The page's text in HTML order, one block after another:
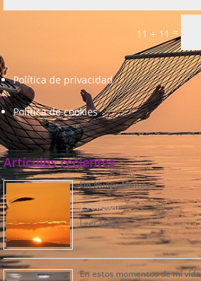
11 + 11 =
Política de privacidad
Política de cookies
Artículos recientes
Un Nuevo Mundo
23/01/2020
Leer Más »
En estos momentos de mi vida